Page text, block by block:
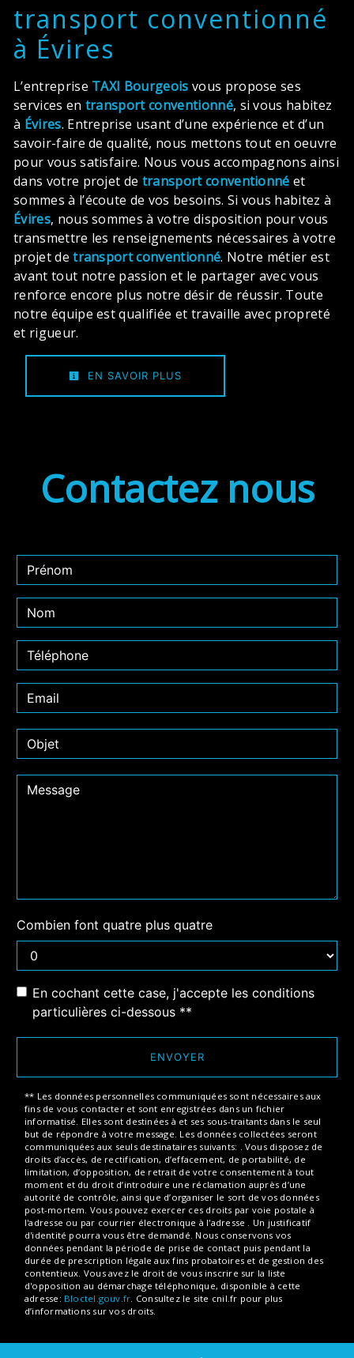
transport conventionné
à Évires
L’entreprise TAXI Bourgeois vous propose ses
services en transport conventionné, si vous habitez
à Évires. Entreprise usant d’une expérience et d’un
savoir-faire de qualité, nous mettons tout en oeuvre
pour vous satisfaire. Nous vous accompagnons ainsi
dans votre projet de transport conventionné et
sommes à l’écoute de vos besoins. Si vous habitez à
Évires, nous sommes à votre disposition pour vous
transmettre les renseignements nécessaires à votre
projet detransport conventionné. Notre métier est
avant tout notre passion et le partager avec vous
renforce encore plus notre désir de réussir. Toute
notre équipe est qualifiée et travaille avec propreté
et rigueur.
EN SAVOIR PLUS
Contactez nous
Combien font quatre plus quatre
En cochant cette case, j'accepte les conditions
particulières ci-dessous **
ENVOYER
** Les données personnelles communiquées sont nécessaires aux
fins de vous contacter et sont enregistrées dans un fichier
informatisé. Elles sont destinées à et ses sous-traitants dans le seul
but de répondre à votre message. Les données collectées seront
communiquées aux seuls destinataires suivants: . Vous disposez de
droits d’accès, de rectification, d’effacement, de portabilité, de
limitation, d’opposition, de retrait de votre consentement à tout
moment et du droit d’introduire une réclamation auprès d’une
autorité de contrôle, ainsi que d’organiser le sort de vos données
post-mortem. Vous pouvez exercer ces droits par voie postale à
l'adresse ou par courrier électronique à l'adresse . Un justificatif
d'identité pourra vous être demandé. Nous conservons vos
données pendant la période de prise de contact puis pendant la
durée de prescription légale aux fins probatoires et de gestion des
contentieux. Vous avez le droit de vous inscrire sur la liste
d'opposition au démarchage téléphonique, disponible à cette
adresse: Bloctel.gouv.fr . Consultez le site cnil.fr pour plus
d’informations sur vos droits.